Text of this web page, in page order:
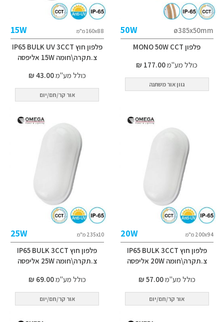
ø385x50mm
50W
פלפון MONO 50W CCT
כולל מע"מ177.00 ₪
גוון אור משתנה
160x88 מ"מ 15W
פלפון חוץ IP65 BULK UV 3CCT
צ.תקרה\חומה 15W אליפסה
כולל מע"מ43.00 ₪
אור קר/חם/יום
200x94 מ"מ 20W
פלפון חוץ IP65 BULK 3CCT
צ.תקרה\חומה 20W אליפסה
כולל מע"מ57.00 ₪
אור קר/חם/יום
235x10 מ"מ 25W
פלפון חוץ IP65 BULK 3CCT
צ.תקרה\חומה 25W אליפסה
כולל מע"מ69.00 ₪
אור קר/חם/יום